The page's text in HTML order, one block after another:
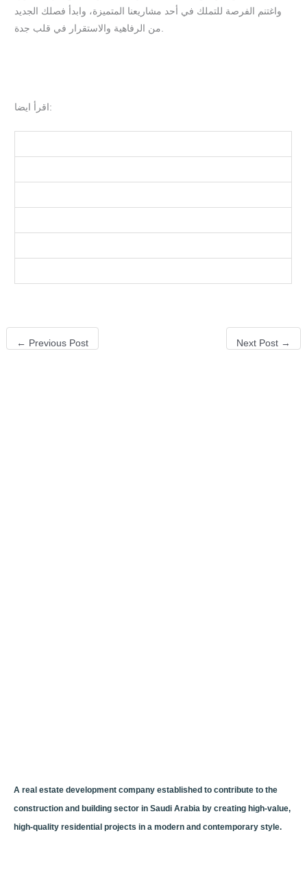
واغتنم الفرصة للتملك في أحد مشاريعنا المتميزة، وابدأ فصلك الجديد
اقرأ ايضا:
← Previous Post Next Post →
A real estate development company established to contribute to the
construction and building sector in Saudi Arabia by creating high-value,
high-quality residential projects in a modern and contemporary style.